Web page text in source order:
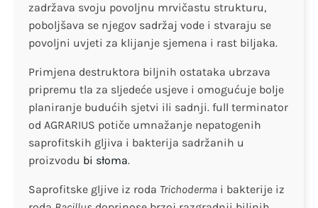
zadržava svoju povoljnu mrvičastu strukturu,
poboljšava se njegov sadržaj vode i stvaraju se
povoljni uvjeti za klijanje sjemena i rast biljaka.
Primjena destruktora biljnih ostataka ubrzava
pripremu tla za sljedeće usjeve i omogućuje bolje
planiranje budućih sjetvi ili sadnji. full terminator
od AGRARIUS potiče umnažanje nepatogenih
saprofitskih gljiva i bakterija sadržanih u
proizvodu bi słoma.
Saprofitske gljive iz roda Trichoderma i bakterije iz